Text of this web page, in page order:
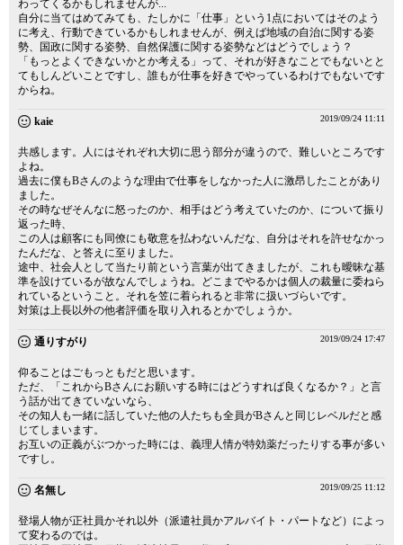
わってくるかもしれませんが...
自分に当てはめてみても、たしかに「仕事」という1点においてはそのよう
に考え、行動できているかもしれませんが、例えば地域の自治に関する姿
勢、国政に関する姿勢、自然保護に関する姿勢などはどうでしょう？
「もっとよくできないかとか考える」って、それが好きなことでもないとと
てもしんどいことですし、誰もが仕事を好きでやっているわけでもないです
からね。
kaie 2019/09/24 11:11
共感します。人にはそれぞれ大切に思う部分が違うので、難しいところです
よね。
過去に僕もBさんのような理由で仕事をしなかった人に激昂したことがあり
ました。
その時なぜそんなに怒ったのか、相手はどう考えていたのか、について振り
返った時、
この人は顧客にも同僚にも敬意を払わないんだな、自分はそれを許せなかっ
たんだな、と答えに至りました。
途中、社会人として当たり前という言葉が出てきましたが、これも曖昧な基
準を設けているが故なんでしょうね。どこまでやるかは個人の裁量に委ねら
れているということ。それを笠に着られると非常に扱いづらいです。
対策は上長以外の他者評価を取り入れるとかでしょうか。
通りすがり 2019/09/24 17:47
仰ることはごもっともだと思います。
ただ、「これからBさんにお願いする時にはどうすれば良くなるか？」と言
う話が出てきていないなら、
その知人も一緒に話していた他の人たちも全員がBさんと同じレベルだと感
じてしまいます。
お互いの正義がぶつかった時には、義理人情が特効薬だったりする事が多い
ですし。
名無し 2019/09/25 11:12
登場人物が正社員かそれ以外（派遣社員かアルバイト・パートなど）によっ
て変わるのでは。